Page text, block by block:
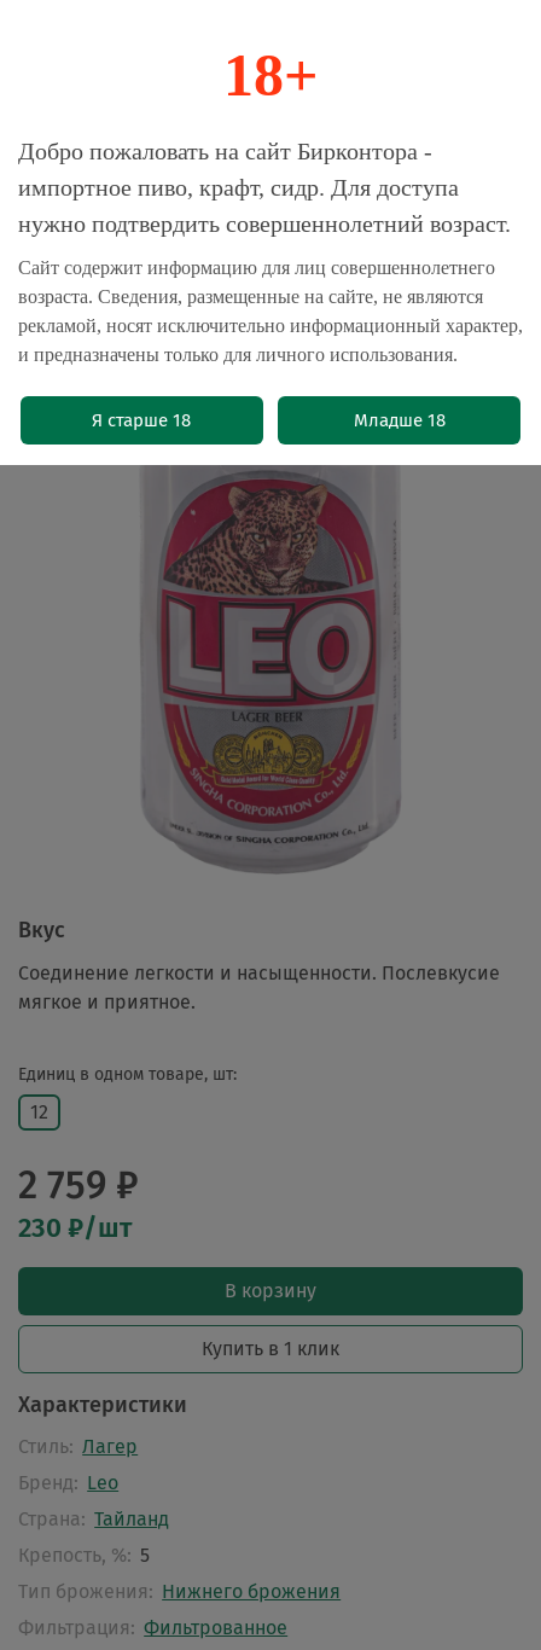
Магазин-Склад импортного пива, крафта и
Главная Пиво импортное
Пиво Лео / Leo 0.49 - банка
(0)
Единиц в одном товаре, шт:
12
2 759 ₽
230 ₽/шт
В корзину
Купить в 1 клик
Характеристики
Стиль: Лагер
Бренд: Leo
Страна: Тайланд
Крепость, %: 5
Тип брожения: Нижнего брожения
Фильтрация: Фильтрованное
Вкус
Cоединение легкости и насыщенности. Послевкусие
мягкое и приятное.
18+
Добро пожаловать на сайт Бирконтора -
импортное пиво, крафт, сидр. Для доступа
нужно подтвердить совершеннолетний возраст.
Сайт содержит информацию для лиц совершеннолетнего
возраста. Сведения, размещенные на сайте, не являются
рекламой, носят исключительно информационный характер,
и предназначены только для личного использования.
Я старше 18 Младше 18